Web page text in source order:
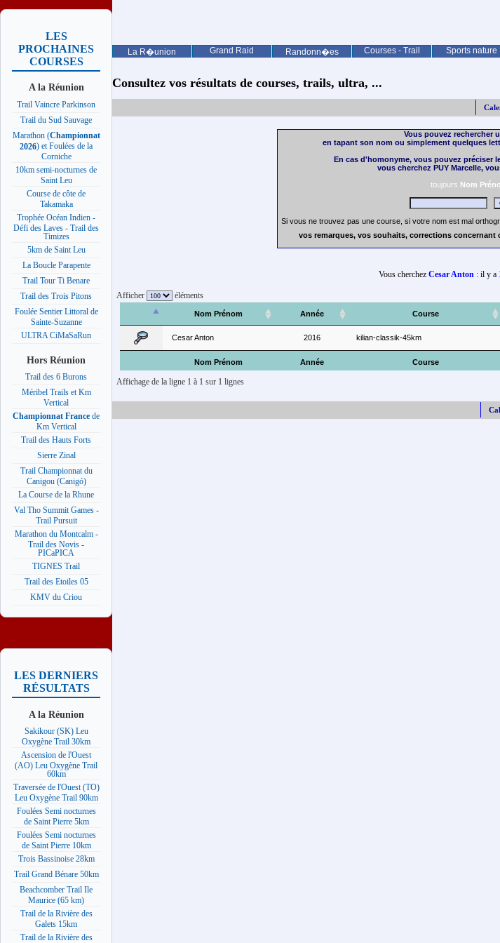
La R�union Grand Raid Randonn�es Courses - Trail Sports nature
LES
PROCHAINES
COURSES
A la Réunion
Trail Vaincre Parkinson
Trail du Sud Sauvage
Marathon (Championnat
2026) et Foulées de la
Corniche
10km semi-nocturnes de
Saint Leu
Course de côte de
Takamaka
Trophée Océan Indien -
Défi des Laves - Trail des
Timizes
5km de Saint Leu
La Boucle Parapente
Trail Tour Ti Benare
Trail des Trois Pitons
Foulée Sentier Littoral de
Sainte-Suzanne
ULTRA CiMaSaRun
Hors Réunion
Trail des 6 Burons
Méribel Trails et Km
Vertical
Championnat France de
Km Vertical
Trail des Hauts Forts
Sierre Zinal
Trail Championnat du
Canigou (Canigó)
La Course de la Rhune
Val Tho Summit Games -
Trail Pursuit
Marathon du Montcalm -
Trail des Novis -
PICaPICA
TIGNES Trail
Trail des Etoiles 05
KMV du Criou
LES DERNIERS
RÉSULTATS
A la Réunion
Sakikour (SK) Leu
Oxygène Trail 30km
Ascension de l'Ouest
(AO) Leu Oxygène Trail
60km
Traversée de l'Ouest (TO)
Leu Oxygène Trail 90km
Foulées Semi nocturnes
de Saint Pierre 5km
Foulées Semi nocturnes
de Saint Pierre 10km
Trois Bassinoise 28km
Trail Grand Bénare 50km
Beachcomber Trail Ile
Maurice (65 km)
Trail de la Rivière des
Galets 15km
Trail de la Rivière des
Consultez vos résultats de courses, trails, ultra, ...
Vous pouvez rechercher
en tapant son nom ou simplement quelques
En cas d'homonyme, vous pouvez préciser
vous cherchez PUY Marcelle,
toujours Nom
Si vous ne trouvez pas une course, si votre nom est mal
vos remarques, vos souhaits, corrections concernant
Vous cherchez Cesar Anton : il y a
Afficher éléments
Nom Prénom Année Course
Nom Prénom Année Course
Cesar Anton 2016 kilian-classik-45km
Affichage de la ligne 1 à 1 sur 1 lignes